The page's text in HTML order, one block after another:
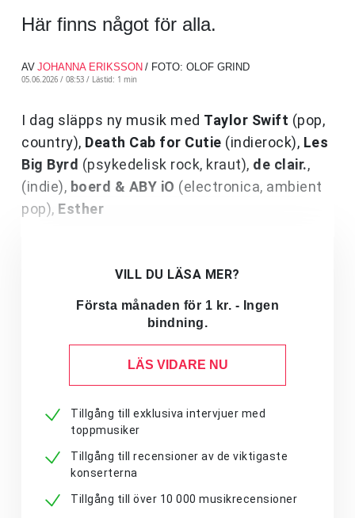
Här finns något för alla.
AV JOHANNA ERIKSSON / FOTO: OLOF GRIND
05.06.2026 / 08:53 / Lästid: 1 min
I dag släpps ny musik med Taylor Swift (pop,
country), Death Cab for Cutie (indierock), Les
Big Byrd (psykedelisk rock, kraut), de clair.,
(indie), boerd & ABY iO (electronica, ambient
pop), Esther
VILL DU LÄSA MER?
Första månaden för 1 kr. - Ingen
bindning.
LÄS VIDARE NU
Tillgång till exklusiva intervjuer med
toppmusiker
Tillgång till recensioner av de viktigaste
konserterna
Tillgång till över 10 000 musikrecensioner